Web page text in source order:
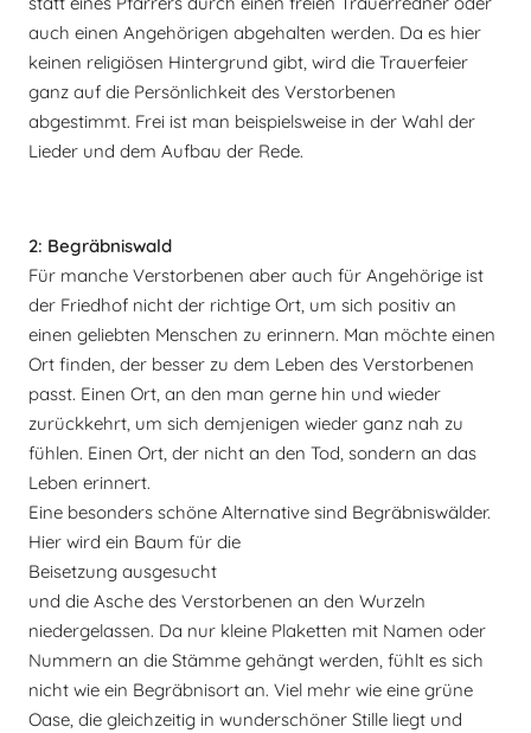
auch einen Angehörigen abgehalten werden. Da es hier
keinen religiösen Hintergrund gibt, wird die Trauerfeier
ganz auf die Persönlichkeit des Verstorbenen
abgestimmt. Frei ist man beispielsweise in der Wahl der
Lieder und dem Aufbau der Rede.
2: Begräbniswald
Für manche Verstorbenen aber auch für Angehörige ist
der Friedhof nicht der richtige Ort, um sich positiv an
einen geliebten Menschen zu erinnern. Man möchte einen
Ort finden, der besser zu dem Leben des Verstorbenen
passt. Einen Ort, an den man gerne hin und wieder
zurückkehrt, um sich demjenigen wieder ganz nah zu
fühlen. Einen Ort, der nicht an den Tod, sondern an das
Leben erinnert.
Eine besonders schöne Alternative sind Begräbniswälder.
Hier wird ein Baum für die
Beisetzung ausgesucht
und die Asche des Verstorbenen an den Wurzeln
niedergelassen. Da nur kleine Plaketten mit Namen oder
Nummern an die Stämme gehängt werden, fühlt es sich
nicht wie ein Begräbnisort an. Viel mehr wie eine grüne
Oase, die gleichzeitig in wunderschöner Stille liegt und